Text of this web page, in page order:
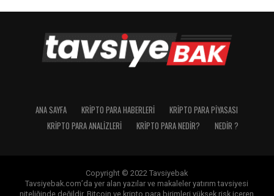
ANA SAYFA KRIPTO PARA HABERLERI
KRIPTO PARA PIYASASI
KRIPTO PARA ANALIZLERI
KRIPTO PARA NEDIR? NEDIR ?
Copyright © 2022 Tavsiyebak
Tavsiyebak.com’da yer alan yazılar ve makaleler yatırım tavsiyesi
niteliğinde değildir. Bitcoin ve kripto para birimleri yüksek risk içeren